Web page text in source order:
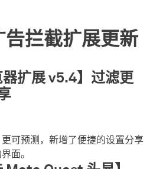
拦截扩展更新
器扩展 v5.4】过滤更
可预测，新增了便捷的设置分享
面。